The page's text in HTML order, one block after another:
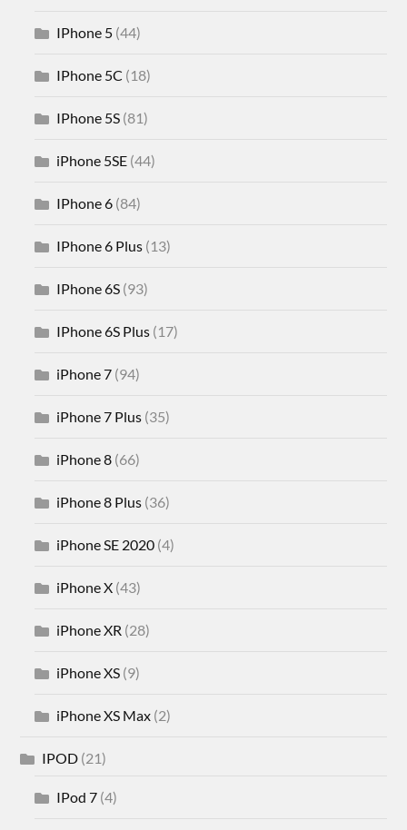
IPhone 5 (44)
IPhone 5C (18)
IPhone 5S (81)
iPhone 5SE (44)
IPhone 6 (84)
IPhone 6 Plus (13)
IPhone 6S (93)
IPhone 6S Plus (17)
iPhone 7 (94)
iPhone 7 Plus (35)
iPhone 8 (66)
iPhone 8 Plus (36)
iPhone SE 2020 (4)
iPhone X (43)
iPhone XR (28)
iPhone XS (9)
iPhone XS Max (2)
IPOD (21)
IPod 7 (4)